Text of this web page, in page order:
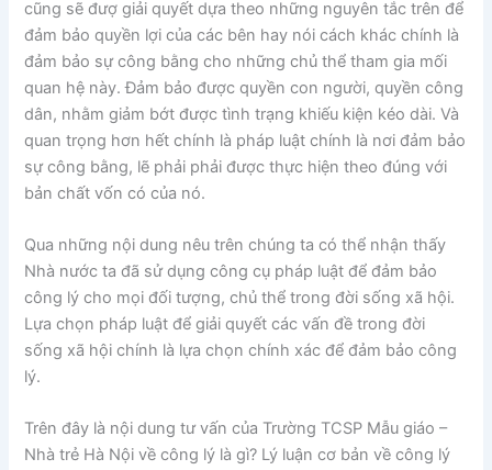
cũng sẽ đượ giải quyết dựa theo những nguyên tắc trên để
đảm bảo quyền lợi của các bên hay nói cách khác chính là
đảm bảo sự công bằng cho những chủ thể tham gia mối
quan hệ này. Đảm bảo được quyền con người, quyền công
dân, nhằm giảm bớt được tình trạng khiếu kiện kéo dài. Và
quan trọng hơn hết chính là pháp luật chính là nơi đảm bảo
sự công bằng, lẽ phải phải được thực hiện theo đúng với
bản chất vốn có của nó.
Qua những nội dung nêu trên chúng ta có thể nhận thấy
Nhà nước ta đã sử dụng công cụ pháp luật để đảm bảo
công lý cho mọi đối tượng, chủ thể trong đời sống xã hội.
Lựa chọn pháp luật để giải quyết các vấn đề trong đời
sống xã hội chính là lựa chọn chính xác để đảm bảo công
lý.
Trên đây là nội dung tư vấn của Trường TCSP Mẫu giáo –
Nhà trẻ Hà Nội về công lý là gì? Lý luận cơ bản về công lý